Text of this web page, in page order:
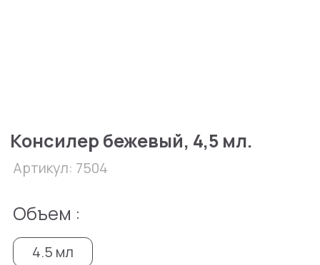
32300 руб
В корзину